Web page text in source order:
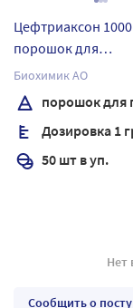
Цефтриаксон
порошок для
приготовления
для внутривенного
внутримышечного
введения флакон
комплектность
Биохимик АО
порошок для приготовления раствора для
Дозировка 1
50 шт в уп.
Нет
Сообщить о